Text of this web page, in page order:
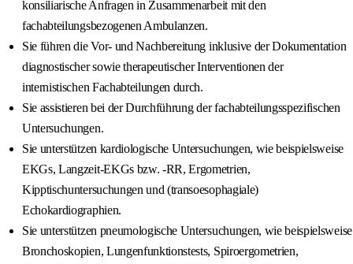
konsiliarische Anfragen in Zusammenarbeit mit den
fachabteilungsbezogenen Ambulanzen.
Sie führen die Vor- und Nachbereitung inklusive der Dokumentation
diagnostischer sowie therapeutischer Interventionen der
internistischen Fachabteilungen durch.
Sie assistieren bei der Durchführung der fachabteilungsspezifischen
Untersuchungen.
Sie unterstützen kardiologische Untersuchungen, wie beispielsweise
EKGs, Langzeit-EKGs bzw. -RR, Ergometrien,
Kipptischuntersuchungen und (transoesophagiale)
Echokardiographien.
Sie unterstützen pneumologische Untersuchungen, wie beispielsweise
Bronchoskopien, Lungenfunktionstests, Spiroergometrien,